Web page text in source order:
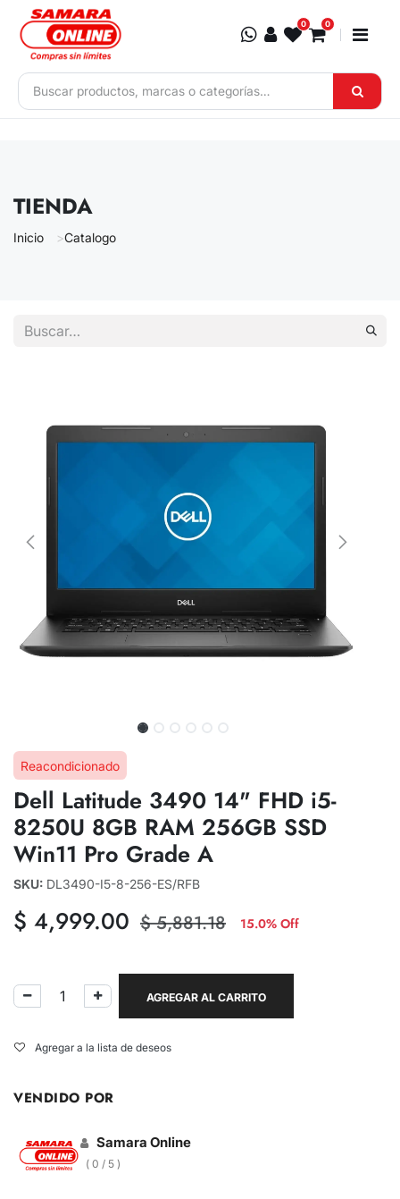
Ir al contenido
0 0
TIENDA
Inicio Catalogo
Reacondicionado
Dell Latitude 3490 14" FHD i5-
8250U 8GB RAM 256GB SSD
Win11 Pro Grade A
SKU: DL3490-I5-8-256-ES/RFB
$ 4,999.00 $5,881.18 15.0% Off
AGREGAR AL CARRITO
Agregar a la lista de deseos
VENDIDO POR
Samara Online
( 0 / 5 )